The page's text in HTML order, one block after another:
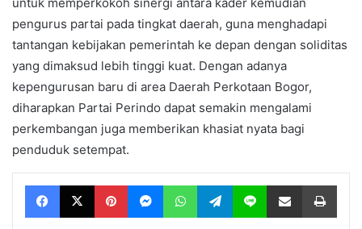
pengurus partai pada tingkat daerah, guna menghadapi
tantangan kebijakan pemerintah ke depan dengan soliditas
yang dimaksud lebih tinggi kuat. Dengan adanya
kepengurusan baru di area Daerah Perkotaan Bogor,
diharapkan Partai Perindo dapat semakin mengalami
perkembangan juga memberikan khasiat nyata bagi
penduduk setempat.
Facebook X Pinterest Messenger WhatsApp Telegram Line Share via Email